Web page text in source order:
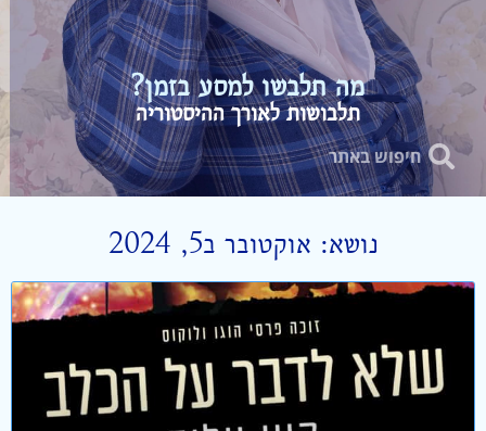
מה תלבשו למסע בזמן?
תלבושות לאורך ההיסטוריה
נושא: אוקטובר ב5, 2024